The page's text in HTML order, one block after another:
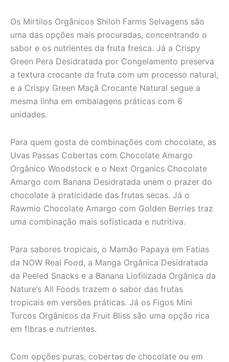
Os Mirtilos Orgânicos Shiloh Farms Selvagens são
uma das opções mais procuradas, concentrando o
sabor e os nutrientes da fruta fresca. Já a Crispy
Green Pera Desidratada por Congelamento preserva
a textura crocante da fruta com um processo natural,
e a Crispy Green Maçã Crocante Natural segue a
mesma linha em embalagens práticas com 6
unidades.
Para quem gosta de combinações com chocolate, as
Uvas Passas Cobertas com Chocolate Amargo
Orgânico Woodstock e o Next Organics Chocolate
Amargo com Banana Desidratada unem o prazer do
chocolate à praticidade das frutas secas. Já o
Rawmio Chocolate Amargo com Golden Berries traz
uma combinação mais sofisticada e nutritiva.
Para sabores tropicais, o Mamão Papaya em Fatias
da NOW Real Food, a Manga Orgânica Desidratada
da Peeled Snacks e a Banana Liofilizada Orgânica da
Nature’s All Foods trazem o sabor das frutas
tropicais em versões práticas. Já os Figos Mini
Turcos Orgânicos da Fruit Bliss são uma opção rica
em fibras e nutrientes.
Com opções puras, cobertas de chocolate ou em